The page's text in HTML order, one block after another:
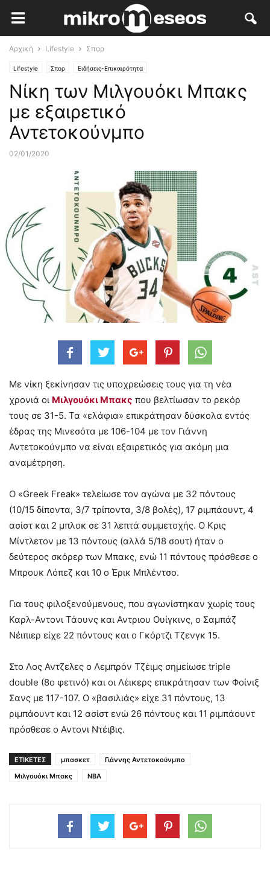
Αρχική Lifestyle Σπορ
Lifestyle Σπορ Ειδήσεις-Επικαιρότητα
Νίκη των Μιλγουόκι Μπακς
με εξαιρετικό
Αντετοκούνμπο
02/01/2020
Με νίκη ξεκίνησαν τις υποχρεώσεις τους για τη νέα
χρονιά οι Μιλγουόκι Μπακς που βελτίωσαν το ρεκόρ
τους σε 31-5. Τα «ελάφια» επικράτησαν δύσκολα εντός
έδρας της Μινεσότα με 106-104 με τον Γιάννη
Αντετοκούνμπο να είναι εξαιρετικός για ακόμη μια
αναμέτρηση.
Ο «Greek Freak» τελείωσε τον αγώνα με 32 πόντους
(10/15 δίποντα, 3/7 τρίποντα, 3/8 βολές), 17 ριμπάουντ, 4
ασίστ και 2 μπλοκ σε 31 λεπτά συμμετοχής. Ο Κρις
Μίντλετον με 13 πόντους (αλλά 5/18 σουτ) ήταν ο
δεύτερος σκόρερ των Μπακς, ενώ 11 πόντους πρόσθεσε ο
Μπρουκ Λόπεζ και 10 ο Έρικ Μπλέντσο.
Για τους φιλοξενούμενους, που αγωνίστηκαν χωρίς τους
Καρλ-Αντονι Τάουνς και Αντριου Ουίγκινς, ο Σαμπάζ
Νέιπιερ είχε 22 πόντους και ο Γκόρτζι Τζενγκ 15.
Στο Λος Αντζελες ο Λεμπρόν Τζέιμς σημείωσε triple
double (8ο φετινό) και οι Λέικερς επικράτησαν των Φοίνιξ
Σανς με 117-107. Ο «βασιλιάς» είχε 31 πόντους, 13
ριμπάουντ και 12 ασίστ ενώ 26 πόντους και 11 ριμπάουντ
πρόσθεσε ο Αντονι Ντέιβις.
ΕΤΙΚΕΤΕΣ μπασκετ
Γιάννης Αντετοκούνμπο
Μιλγουόκι Μπακς
NBA